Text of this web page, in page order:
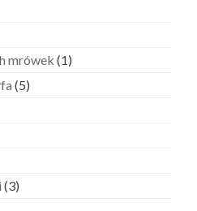
mrówek (1)
(5)
(3)